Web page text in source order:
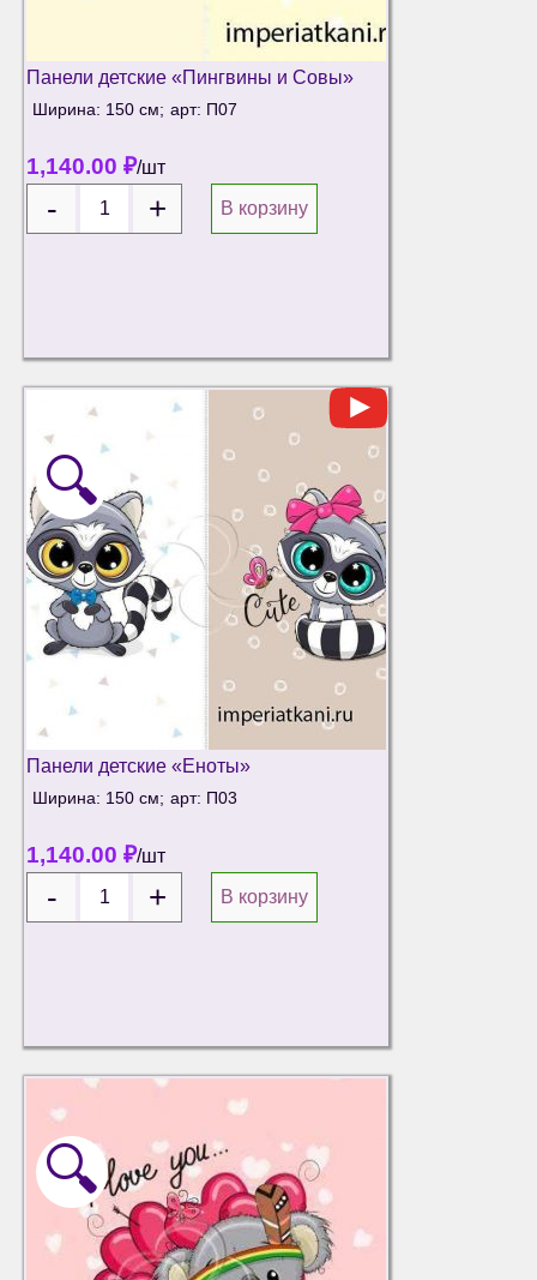
Панели детские «Пингвины и Совы»
Ширина: 150 см; арт: П07
1,140.00 ₽/шт
В корзину
🔍
Панели детские «Еноты»
Ширина: 150 см; арт: П03
1,140.00 ₽/шт
В корзину
🔍